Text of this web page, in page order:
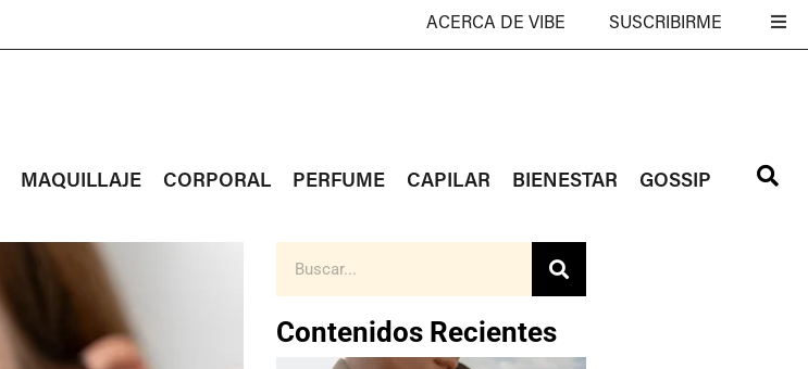
ACERCA DE VIBE SUSCRIBIRME
MAQUILLAJE CORPORAL PERFUME CAPILAR BIENESTAR GOSSIP
Contenidos Recientes